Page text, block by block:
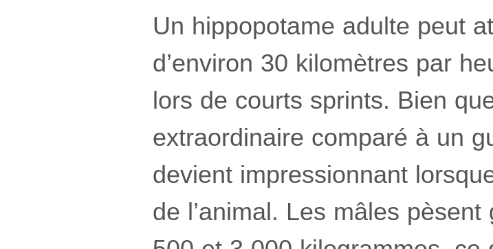
Un hippopotame adulte peut
d’environ 30 kilomètres par
lors de courts sprints. Bien
extraordinaire comparé à un
devient impressionnant
de l’animal. Les mâles